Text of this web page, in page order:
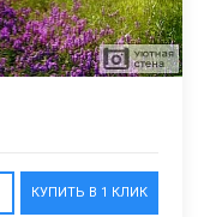
КУПИТЬ В 1 КЛИК